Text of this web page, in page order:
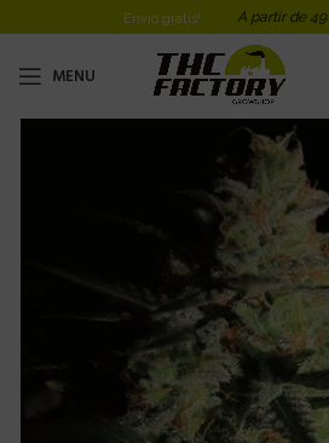
Envio gratis! A partir de 49
MENU